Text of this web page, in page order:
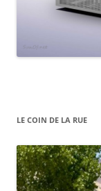
LE COIN DE LA RUE